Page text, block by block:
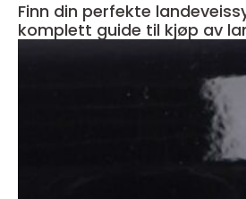
Finn din perfekte
komplett guide til kjøp av